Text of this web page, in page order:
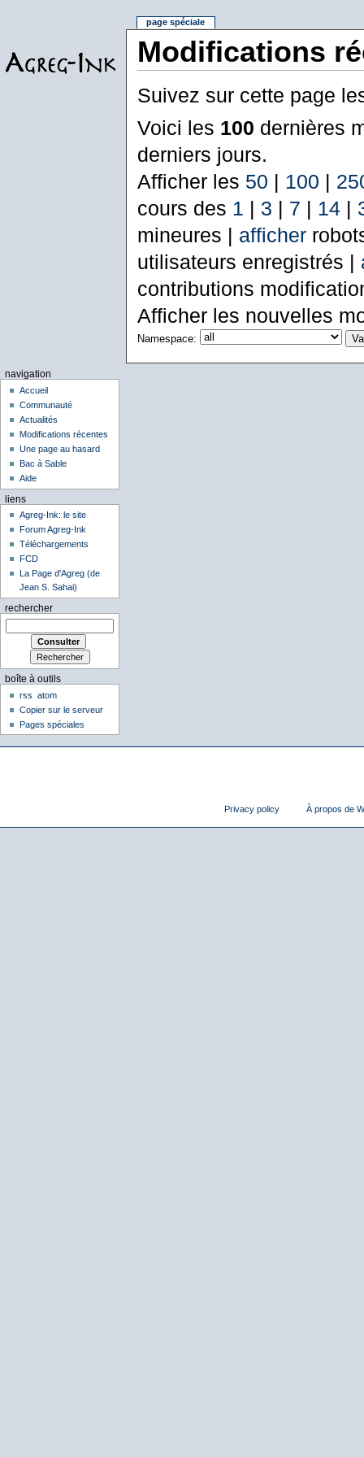
Modifications
Suivez sur cette page
Voici les 100 dernières
derniers jours.
Afficher les 50 | 100 |
cours des 1 | 3 | 7 | 14|
mineures | afficher
utilisateurs enregistrés |
contributions
Afficher les nouvelles
Namespace:
page spéciale
navigation
Accueil
Communauté
Actualités
Modifications récentes
Une page au hasard
Bac à Sable
Aide
liens
Agreg-Ink: le site
Forum Agreg-Ink
Téléchargements
FCD
La Page d'Agreg (de
Jean S. Sahai)
rechercher
boîte à outils
rss
atom
Copier sur le serveur
Pages spéciales
Privacy policy À propos de